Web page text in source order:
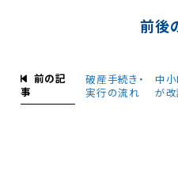
前後
前の記
事
破産手続き・
実行の流れ
中小
が